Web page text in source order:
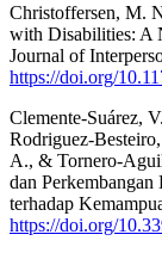
Christoffersen, M.
with Disabilities: A
Journal of
https://doi.org/
Clemente-Suárez,
Rodriguez-
A., & Tornero-
dan
terhadap
https://doi.org/